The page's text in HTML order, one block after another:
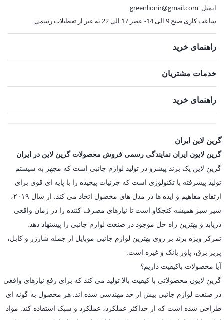
ایمیل greenlionir@gmail.com
ساعت کاری صبح 9 الی 14- عصر 17 الی 22 به غیر از تعطیلات رسمی
راهنمای خرید
خدمات مشتریان
راهنمای خرید
گرین لاین ایران
گرین لایون ایران نمایندگی رسمی فروش محصولات گرین لاین در ایران
گرین لاین یک برند پیشرو در تولید لوازم جانبی است که مجهز به سیستم
تولید پیشرفته با تکنولوژی است که جزئیات پیچیده را با پایه ای قوی برای
ارتقای مفاهیم و ایده ها در مدل های محصول اتخاذ می کند. از سال ۲۰۱۹،
شیر سبز همیشه کنجکاو است تا نیازهای مصرف کننده را در زمان واقعی
دریابد و بهترین راه حل موجود در صنعت لوازم جانبی را پیشنهاد دهد.
تمرکز ویژه برند بر روی بهترین لوازم جانبی موبایل از جمله شارژر و کابل،
پریز برق، پاور بانک و غیره است.
آیا محصولات باکیفیت داریم؟
گرین لایون محصولاتی با کیفیت بالا تولید می کند که برای رفع نیازهای واقعی
در صنعت لوازم جانبی بیش از حد مهندسی شده اند. هر محصول به گونه ای
طراحی شده است که از حداکثر عملکرد، عملکرد و سبک استفاده کند. مواد